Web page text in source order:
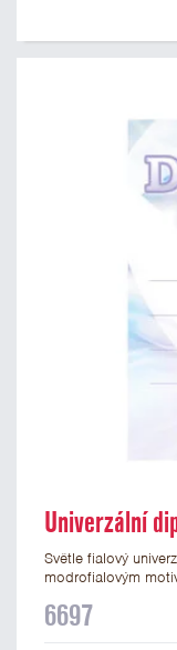
Univerzální
Světle fialový
modrofialovým
ve formátu A4 a
6697